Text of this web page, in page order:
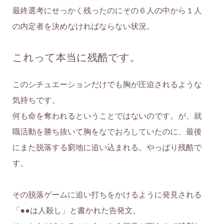
最終選考にせっかく残ったのにその６人の中から１人
の内定者を決めなければならない状況。
これって本当に残酷です。
このシチュエーションだけでも胸が圧迫されるような
気持ちです。
何も命を奪われるということではないのです。が、就
職活動を勝ち抜いて胸をなでおろしていたのに、最後
にまた脱落する窮地に追い込まれる。やっぱり残酷で
す。
その脱落ゲームに追い打ちをかけるように発見される
「●●は人殺し」と書かれた告発文。